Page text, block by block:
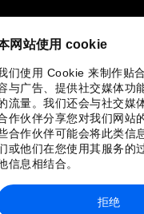
网站使用 cookie
们使用 Cookie 来制作贴
与广告、提供社交媒体功
流量。我们还会与社交媒
作伙伴分享您对我们网站
合作伙伴可能会将此类信
或他们在您使用其服务的
信息相结合。
拒绝
語